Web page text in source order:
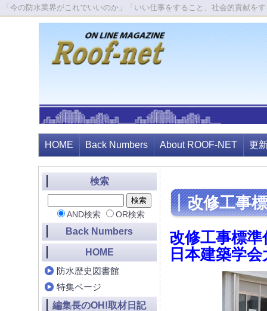
「今の防水業界がこれでいいのか」「いい仕事をすること、社会的貢献
HOME Back Numbers About ROOF-NET 更
改修工事
改修工事標
日本建築学
検索
AND検索 OR検索
Back Numbers
HOME
防水歴史図書館
特集ページ
編集長のOH!取材日記